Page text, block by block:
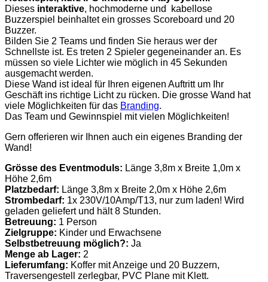
Dieses interaktive, hochmoderne und kabellose
Buzzerspiel beinhaltet ein grosses Scoreboard und 20
Buzzer.
Bilden Sie 2 Teams und finden Sie heraus wer der
Schnellste ist. Es treten 2 Spieler gegeneinander an. Es
müssen so viele Lichter wie möglich in 45 Sekunden
ausgemacht werden.
Diese Wand ist ideal für Ihren eigenen Auftritt um Ihr
Geschäft ins richtige Licht zu rücken. Die grosse Wand hat
viele Möglichkeiten für das Branding.
Das Team und Gewinnspiel mit vielen Möglichkeiten!
Gern offerieren wir Ihnen auch ein eigenes Branding der
Wand!
Grösse des Eventmoduls: Länge 3,8m x Breite 1,0m x
Höhe 2,6m
Platzbedarf: Länge 3,8m x Breite 2,0m x Höhe 2,6m
Strombedarf: 1x 230V/10Amp/T13, nur zum laden! Wird
geladen geliefert und hält 8 Stunden.
Betreuung: 1 Person
Zielgruppe: Kinder und Erwachsene
Selbstbetreuung möglich?: Ja
Menge ab Lager: 2
Lieferumfang: Koffer mit Anzeige und 20 Buzzern,
Traversengestell zerlegbar, PVC Plane mit Klett.